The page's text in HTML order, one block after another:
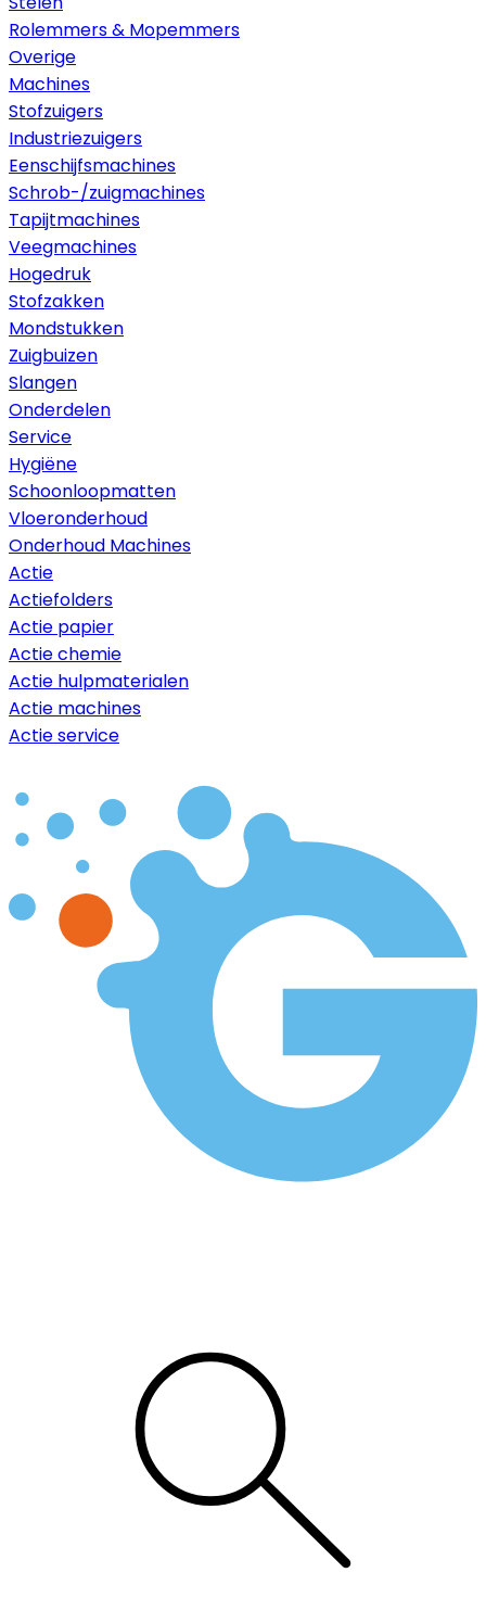
Rolemmers & Mopemmers
Overige
Machines
Stofzuigers
Industriezuigers
Eenschijfsmachines
Schrob-/zuigmachines
Tapijtmachines
Veegmachines
Hogedruk
Stofzakken
Mondstukken
Zuigbuizen
Slangen
Onderdelen
Service
Hygiëne
Schoonloopmatten
Vloeronderhoud
Onderhoud Machines
Actie
Actiefolders
Actie papier
Actie chemie
Actie hulpmaterialen
Actie machines
Actie service